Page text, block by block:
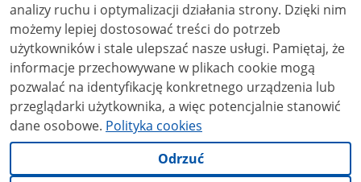
analizy ruchu i optymalizacji działania strony. Dzięki nim
możemy lepiej dostosować treści do potrzeb
użytkowników i stale ulepszać nasze usługi. Pamiętaj, że
informacje przechowywane w plikach cookie mogą
pozwalać na identyfikację konkretnego urządzenia lub
przeglądarki użytkownika, a więc potencjalnie stanowić
dane osobowe. Polityka cookies
Odrzuć